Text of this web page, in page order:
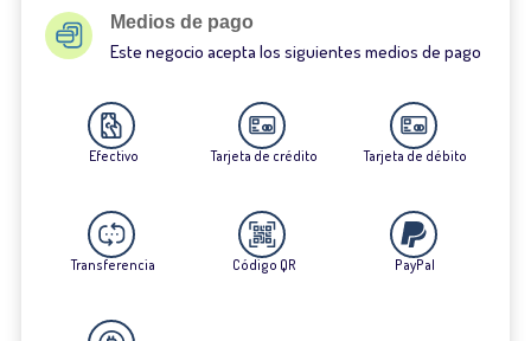
Medios de pago
Este negocio acepta los siguientes medios de pago
Efectivo Tarjeta de crédito Tarjeta de débito
Transferencia Código QR PayPal